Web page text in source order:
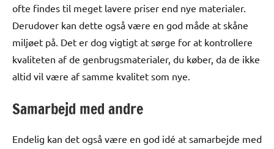
ofte findes til meget lavere priser end nye materialer.
Derudover kan dette også være en god måde at skåne
miljøet på. Det er dog vigtigt at sørge for at kontrollere
kvaliteten af ​​de genbrugsmaterialer, du køber, da de ikke
altid vil være af samme kvalitet som nye.
Samarbejd med andre
Endelig kan det også være en god idé at samarbejde med